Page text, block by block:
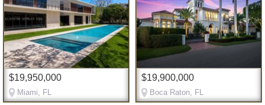
$19,950,000
Miami, FL
$19,900,000
Boca Raton, FL